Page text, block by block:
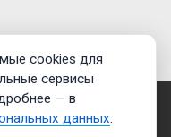
данных
cookies для
сервисы
— в
данных.